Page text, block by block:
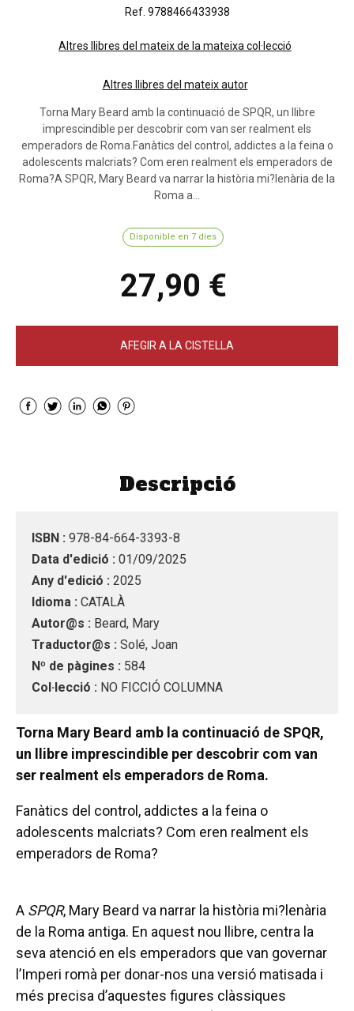
Ref. 9788466433938
Altres llibres del mateix de la mateixa col·lecció
Altres llibres del mateix autor
Torna Mary Beard amb la continuació de SPQR, un llibre
imprescindible per descobrir com van ser realment els
emperadors de Roma.Fanàtics del control, addictes a la feina o
adolescents malcriats? Com eren realment els emperadors de
Roma?A SPQR, Mary Beard va narrar la història mi?lenària de la
Roma a...
Disponible en 7 dies
27,90 €
AFEGIR A LA CISTELLA
Descripció
ISBN : 978-84-664-3393-8
Data d'edició : 01/09/2025
Any d'edició : 2025
Idioma : CATALÀ
Autor@s : Beard, Mary
Traductor@s : Solé, Joan
Nº de pàgines : 584
Col·lecció : NO FICCIÓ COLUMNA
Torna Mary Beard amb la continuació de SPQR,
un llibre imprescindible per descobrir com van
ser realment els emperadors de Roma.
Fanàtics del control, addictes a la feina o
adolescents malcriats? Com eren realment els
emperadors de Roma?
A SPQR, Mary Beard va narrar la història mi?lenària
de la Roma antiga. En aquest nou llibre, centra la
seva atenció en els emperadors que van governar
l’Imperi romà per donar-nos una versió matisada i
més precisa d’aquestes figures clàssiques